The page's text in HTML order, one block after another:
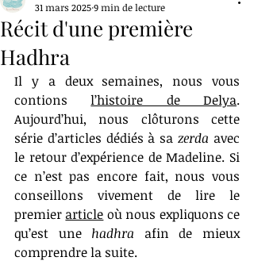
Récit d'une première
Hadhra
31 mars 20259 min de lecture
Il y a deux semaines, nous vous
contions l’histoire de Delya.
Aujourd’hui, nous clôturons cette
série d’articles dédiés à sa zerda avec
le retour d’expérience de Madeline. Si
ce n’est pas encore fait, nous vous
conseillons vivement de lire le
premier article où nous expliquons ce
qu’est une hadhra afin de mieux
comprendre la suite.